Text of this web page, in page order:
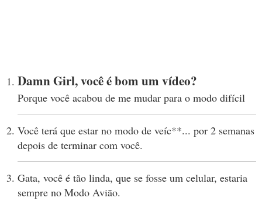
Damn Girl, você é bom um vídeo?
Porque você acabou de me mudar para o modo difícil
Você terá que estar no modo de veíc**... por 2 semanas
depois de terminar com você.
Gata, você é tão linda, que se fosse um celular, estaria
sempre no Modo Avião.